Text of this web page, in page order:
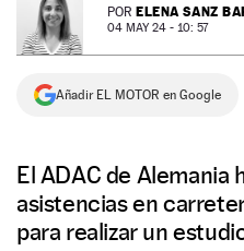
NEWSLETTER
SÍGUENOS
POR ELENA SANZ
04 MAY 24 - 10: 57
Añadir EL MOTOR en Google
El ADAC de Alemania
asistencias en
para realizar un